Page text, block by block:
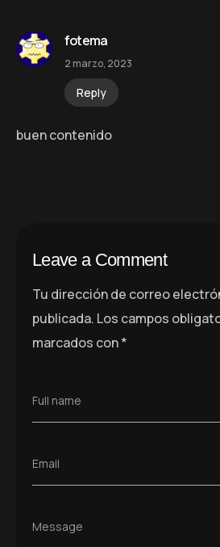
fotema
2 marzo, 2023
Reply
buen contenido
Leave a Comment
Tu dirección de correo
publicada. Los campos
marcados con*
Full name
Email
Message